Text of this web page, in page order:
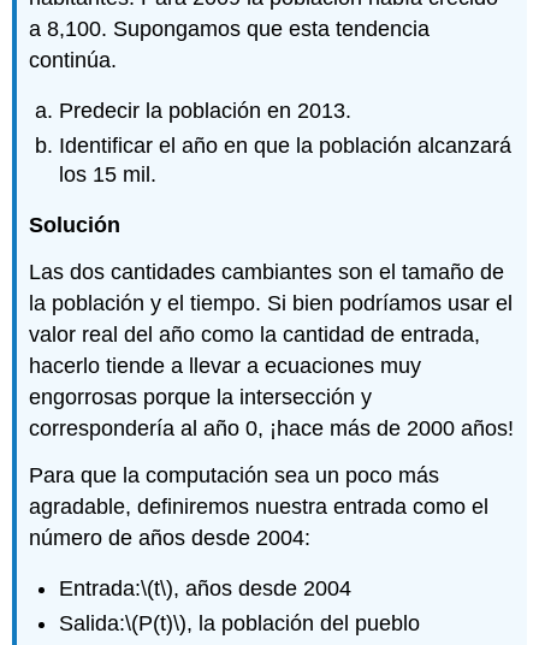
a 8,100. Supongamos que esta tendencia
continúa.
Predecir la población en 2013.
Identificar el año en que la población alcanzará
los 15 mil.
Solución
Las dos cantidades cambiantes son el tamaño de
la población y el tiempo. Si bien podríamos usar el
valor real del año como la cantidad de entrada,
hacerlo tiende a llevar a ecuaciones muy
engorrosas porque la intersección y
correspondería al año 0, ¡hace más de 2000 años!
Para que la computación sea un poco más
agradable, definiremos nuestra entrada como el
número de años desde 2004:
Entrada:\(t\), años desde 2004
Salida:\(P(t)\), la población del pueblo